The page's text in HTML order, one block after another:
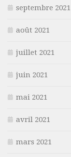
septembre 2021
août 2021
juillet 2021
juin 2021
mai 2021
avril 2021
mars 2021